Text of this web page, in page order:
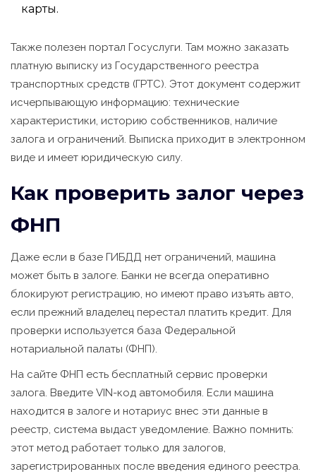
карты.
Также полезен портал Госуслуги. Там можно заказать
платную выписку из Государственного реестра
транспортных средств (ГРТС). Этот документ содержит
исчерпывающую информацию: технические
характеристики, историю собственников, наличие
залога и ограничений. Выписка приходит в электронном
виде и имеет юридическую силу.
Как проверить залог через
ФНП
Даже если в базе ГИБДД нет ограничений, машина
может быть в залоге. Банки не всегда оперативно
блокируют регистрацию, но имеют право изъять авто,
если прежний владелец перестал платить кредит. Для
проверки используется база Федеральной
нотариальной палаты (ФНП).
На сайте ФНП есть бесплатный сервис проверки
залога. Введите VIN-код автомобиля. Если машина
находится в залоге и нотариус внес эти данные в
реестр, система выдаст уведомление. Важно помнить:
этот метод работает только для залогов,
зарегистрированных после введения единого реестра.